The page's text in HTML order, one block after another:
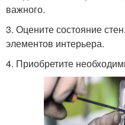
важного.
3. Оцените состояние
элементов интерьера.
4. Приобретите